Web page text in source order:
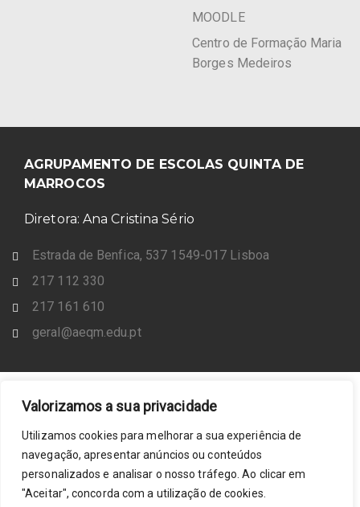
Valorizamos a sua privacidade
Utilizamos cookies para melhorar a sua experiência de
navegação, apresentar anúncios ou conteúdos
personalizados e analisar o nosso tráfego. Ao clicar em
"Aceitar", concorda com a utilização de cookies.
MOODLE
Centro de Formação Maria
Borges Medeiros
AGRUPAMENTO DE ESCOLAS QUINTA DE
MARROCOS
Diretora: Ana Cristina Sério
Estrada de Benfica, 537 1549-017 Lisboa
217 112 330
217 161 610
geral@aeqm.edu.pt
© 2022 AE Quinta de